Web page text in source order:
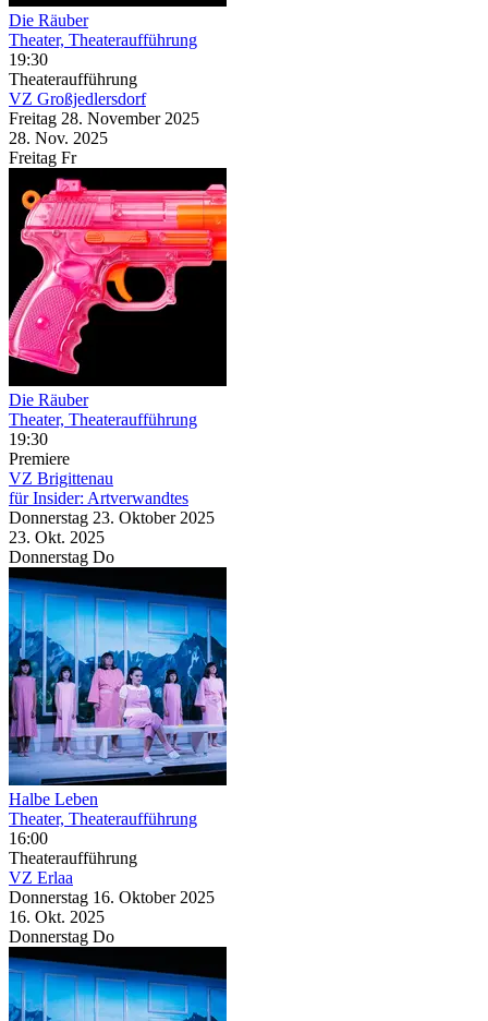
Die Räuber
Theater, Theateraufführung
19:30
Theateraufführung
VZ Großjedlersdorf
Freitag 28. November 2025
28. Nov. 2025
Freitag Fr
Die Räuber
Theater, Theateraufführung
19:30
Premiere
VZ Brigittenau
für Insider: Artverwandtes
Donnerstag 23. Oktober 2025
23. Okt. 2025
Donnerstag Do
Halbe Leben
Theater, Theateraufführung
16:00
Theateraufführung
VZ Erlaa
Donnerstag 16. Oktober 2025
16. Okt. 2025
Donnerstag Do